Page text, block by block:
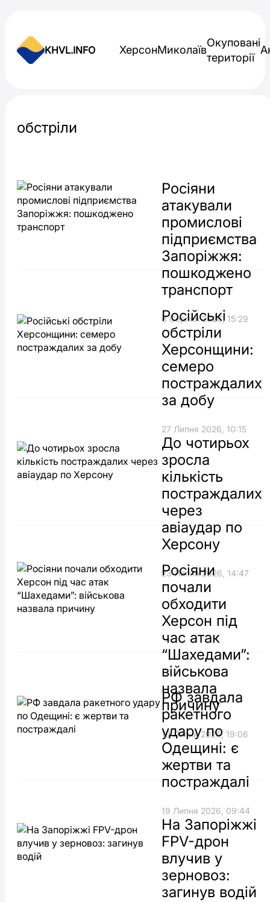
KHVL.INFO ХерсонМиколаїв
Окуповані
території
обстріли
Росіяни
атакували
промислові
підприємства
Запоріжжя:
пошкоджено
транспорт
8 Серпня 2026, 15:29
Російські
обстріли
Херсонщини:
семеро
постраждалих
за добу
27 Липня 2026, 10:15
До чотирьох
зросла
кількість
постраждалих
через
авіаудар по
Херсону
23 Липня 2026, 14:47
Росіяни
почали
обходити
Херсон під
час атак
“Шахедами”:
військова
назвала
причину
19 Липня 2026, 19:06
РФ завдала
ракетного
удару по
Одещині: є
жертви та
постраждалі
19 Липня 2026, 09:44
На Запоріжжі
FPV-дрон
влучив у
зерновоз:
загинув водій